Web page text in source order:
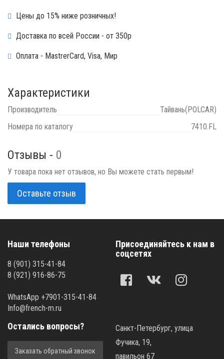
Цены до 15% ниже розничных!
Доставка по всей России - от 350р
Оплата - MastrerCard, Visa, Мир
Характеристики
Производитель
Тайвань(POLCAR)
Номера по каталогу
7410.FL
Отзывы - 0
У товара пока нет отзывов, но Вы можете стать первым!
Оставьте отзыв
Наши телефоны
8 (901) 315-41-84
8 (921) 916-86-75
WhatsApp +7901-315-41-84
Info@french-m.ru
Присоединяйтесь к нам в
соцсетях
Остались вопросы?
Заказать обратный звонок
Санкт-Петербург, улица
Фучика, 19,
павильон 67